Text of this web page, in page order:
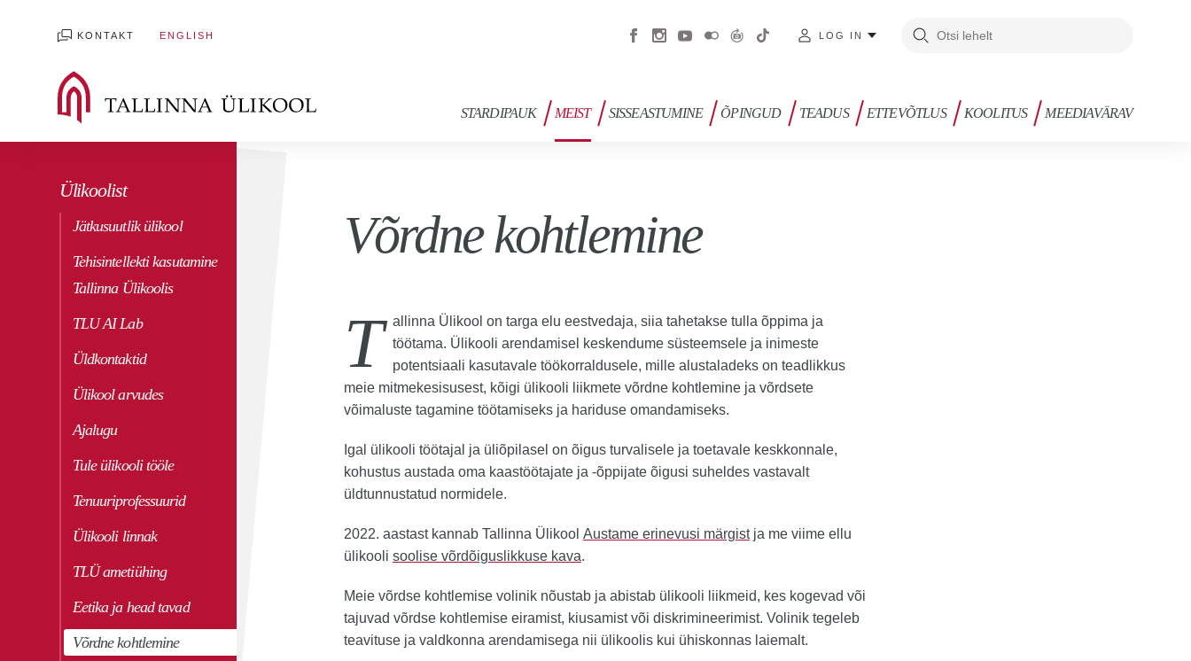
KONTAKT ENGLISH LOG IN
STARDIPAUK MEIST SISSEASTUMINE ÕPINGUD TEADUS ETTEVÕTLUS KOOLITUS MEEDIAVÄRAV
Ülikoolist
Jätkusuutlik ülikool
Tehisintellekti kasutamine
Tallinna Ülikoolis
TLU AI Lab
Üldkontaktid
Ülikool arvudes
Ajalugu
Tule ülikooli tööle
Tenuuriprofessuurid
Ülikooli linnak
TLÜ ametiühing
Eetika ja head tavad
Võrdne kohtlemine
Võrdne kohtlemine
T
allinna Ülikool on targa elu eestvedaja, siia tahetakse tulla õppima ja
töötama. Ülikooli arendamisel keskendume süsteemsele ja inimeste
potentsiaali kasutavale töökorraldusele, mille alustaladeks on teadlikkus
meie mitmekesisusest, kõigi ülikooli liikmete võrdne kohtlemine ja võrdsete
võimaluste tagamine töötamiseks ja hariduse omandamiseks.
Igal ülikooli töötajal ja üliõpilasel on õigus turvalisele ja toetavale keskkonnale,
kohustus austada oma kaastöötajate ja -õppijate õigusi suheldes vastavalt
üldtunnustatud normidele.
2022. aastast kannab Tallinna Ülikool Austame erinevusi märgistja me viime ellu
ülikooli soolise võrdõiguslikkuse kava.
Meie võrdse kohtlemise volinik nõustab ja abistab ülikooli liikmeid, kes kogevad või
tajuvad võrdse kohtlemise eiramist, kiusamist või diskrimineerimist. Volinik tegeleb
teavituse ja valdkonna arendamisega nii ülikoolis kui ühiskonnas laiemalt.